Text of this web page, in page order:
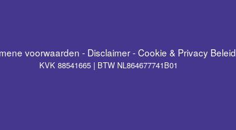
voorwaarden - Disclaimer-Cookie & Privacy Beleid
KVK 88541665 | BTW NL864677741B01